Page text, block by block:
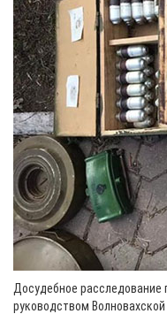
Досудебное
руководством